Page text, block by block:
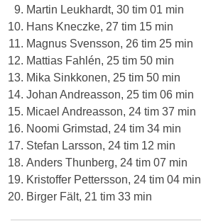
Martin Leukhardt, 30 tim 01 min
Hans Kneczke, 27 tim 15 min
Magnus Svensson, 26 tim 25 min
Mattias Fahlén, 25 tim 50 min
Mika Sinkkonen, 25 tim 50 min
Johan Andreasson, 25 tim 06 min
Micael Andreasson, 24 tim 37 min
Noomi Grimstad, 24 tim 34 min
Stefan Larsson, 24 tim 12 min
Anders Thunberg, 24 tim 07 min
Kristoffer Pettersson, 24 tim 04 min
Birger Fält, 21 tim 33 min